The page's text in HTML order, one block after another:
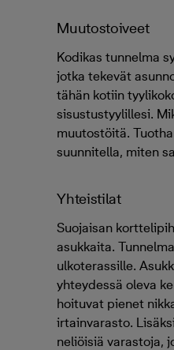
Muutostoiveet
Kodikas tunnelma
jotka tekevät
tähän kotiin
sisustustyylillesi.
muutostöitä.
suunnitella, miten
Yhteistilat
Suojaisan
asukkaita.
ulkoterassille.
yhteydessä oleva
hoituvat pienet
irtainvarasto.
neliöisiä varastoja,